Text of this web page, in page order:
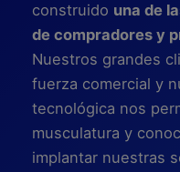
construido una de
de compradores y
Nuestros grandes
fuerza comercial y
tecnológica nos
musculatura y
implantar nuestras